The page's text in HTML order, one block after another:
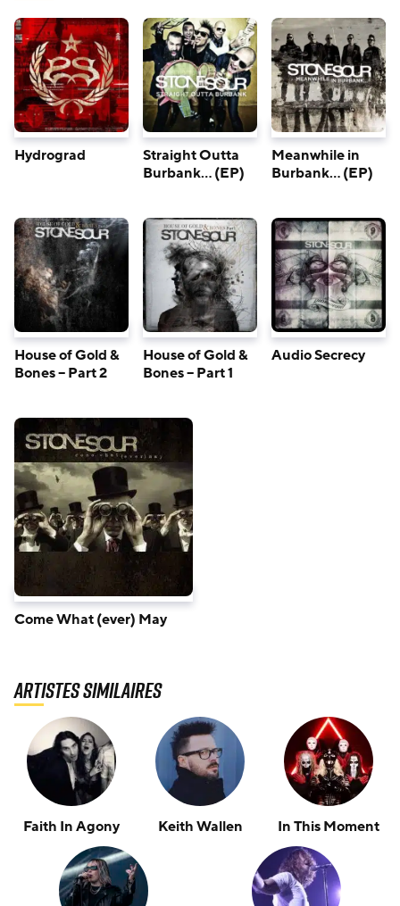
Hydrograd
Straight Outta
Burbank… (EP)
Meanwhile in
Burbank… (EP)
House of Gold &
Bones – Part 2
House of Gold &
Bones – Part 1
Audio Secrecy
Come What (ever) May
Artistes similaires
Faith In Agony Keith Wallen In This Moment